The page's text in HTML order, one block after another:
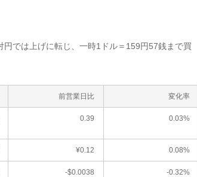
では上げに転じ、一時1ドル＝159円57銭まで買
前営業日比 変化率
0.39 0.03%
¥0.12 0.08%
-$0.0038 -0.32%